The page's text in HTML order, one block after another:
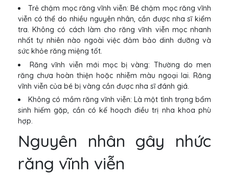
Trẻ chậm mọc răng vĩnh viễn: Bé chậm mọc răng vĩnh
viễn có thể do nhiều nguyên nhân, cần được nha sĩ kiểm
tra. Không có cách làm cho răng vĩnh viễn mọc nhanh
nhất tự nhiên nào ngoài việc đảm bảo dinh dưỡng và
sức khỏe răng miệng tốt.
Răng vĩnh viễn mới mọc bị vàng: Thường do men
răng chưa hoàn thiện hoặc nhiễm màu ngoại lai. Răng
vĩnh viễn của bé bị vàng cần được nha sĩ đánh giá.
Không có mầm răng vĩnh viễn: Là một tình trạng bẩm
sinh hiếm gặp, cần có kế hoạch điều trị nha khoa phù
hợp.
Nguyên nhân gây nhức
răng vĩnh viễn